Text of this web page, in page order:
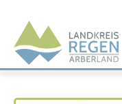
Landkreis
Regen